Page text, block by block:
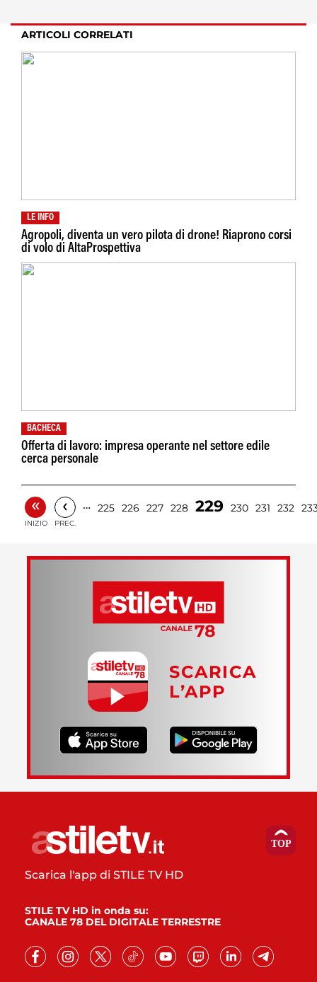
ARTICOLI CORRELATI
LE INFO
Agropoli, diventa un vero pilota di drone! Riaprono corsi
di volo di AltaProspettiva
BACHECA
Offerta di lavoro: impresa operante nel settore edile
cerca personale
«
INIZIO
‹
PREC.
… 225 226 227 228 229 230 231 232
SCARICA
L’APP
Scarica l'app di STILE TV HD
STILE TV HD in onda su:
CANALE 78 DEL DIGITALE TERRESTRE